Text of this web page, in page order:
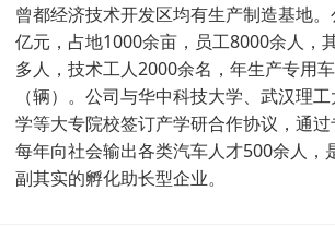
曾都经济技术开发区均有生产制造基地
亿元，占地1000余亩，员工8000余人，
多人，技术工人2000余名，年生产专用
（辆）。公司与华中科技大学、武汉理
学等大专院校签订产学研合作协议，通
每年向社会输出各类汽车人才500余人，
副其实的孵化助长型企业。